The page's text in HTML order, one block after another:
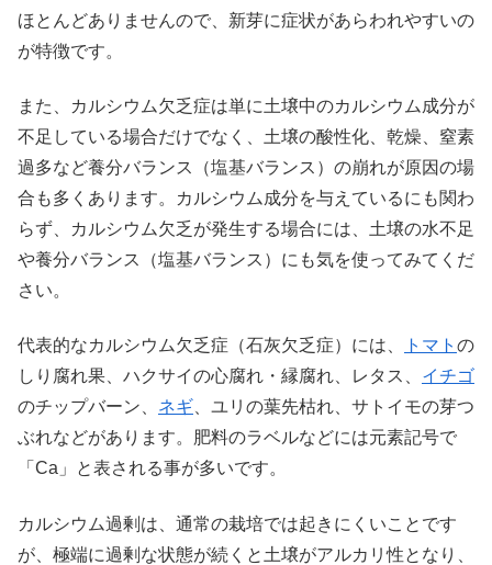
ほとんどありませんので、新芽に症状があらわれやすいの
が特徴です。
また、カルシウム欠乏症は単に土壌中のカルシウム成分が
不足している場合だけでなく、土壌の酸性化、乾燥、窒素
過多など養分バランス（塩基バランス）の崩れが原因の場
合も多くあります。カルシウム成分を与えているにも関わ
らず、カルシウム欠乏が発生する場合には、土壌の水不足
や養分バランス（塩基バランス）にも気を使ってみてくだ
さい。
代表的なカルシウム欠乏症（石灰欠乏症）には、 トマト の
しり腐れ果、ハクサイの心腐れ・縁腐れ、レタス、 イチゴ
のチップバーン、 ネギ、ユリの葉先枯れ、サトイモの芽つ
ぶれなどがあります。肥料のラベルなどには元素記号で
「Ca」と表される事が多いです。
カルシウム過剰は、通常の栽培では起きにくいことです
が、極端に過剰な状態が続くと土壌がアルカリ性となり、